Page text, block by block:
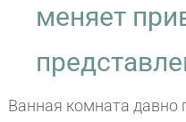
меняет
Ванная комната давно